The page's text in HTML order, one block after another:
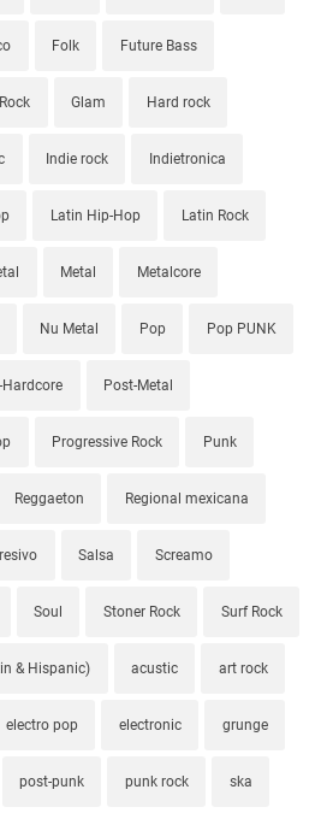
Folk Future Bass
Glam Hard rock
Indie rock Indietronica
Latin Hip-Hop Latin Rock
Metal Metalcore
Nu Metal Pop Pop PUNK
Hardcore Post-Metal
Progressive Rock Punk
Reggaeton Regional mexicana
Salsa Screamo
Soul Stoner Rock Surf Rock
& Hispanic) acustic art rock
electro pop electronic grunge
post-punk punk rock ska